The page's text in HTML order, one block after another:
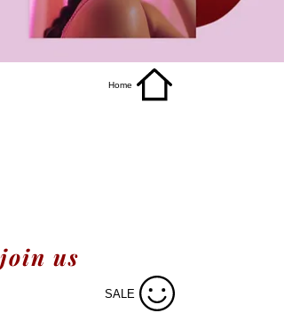
Home
join us
SALE